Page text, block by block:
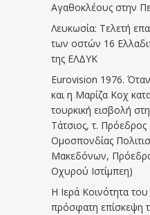
Αγαθοκλέους στην
Λευκωσία: Τελετή
των οστών 16
της ΕΛΔΥΚ
Eurovision 1976.
και η Μαρίζα Κοχ
τουρκική εισβολή
Τάτσιος, τ. Πρόεδρος
Ομοσπονδίας
Μακεδόνων,
Οχυρού Ιστίμπεη)
Η Ιερά Κοινότητα
πρόσφατη